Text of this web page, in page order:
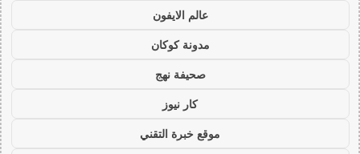
عالم الايفون
مدونة كوكان
صحيفة نهج
كار نيوز
موقع خبرة التقني